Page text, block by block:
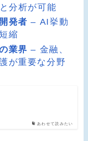
分析が可能
発者 – AI挙動
縮
業界 – 金融、
が重要な分野
あわせて読みたい